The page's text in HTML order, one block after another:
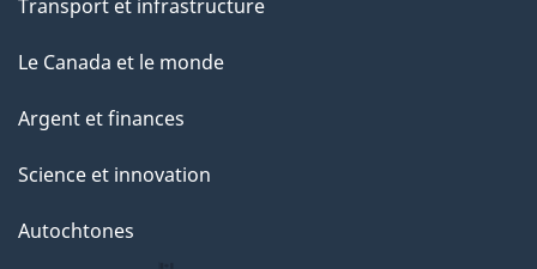
Transport et infrastructure
Le Canada et le monde
Argent et finances
Science et innovation
Autochtones